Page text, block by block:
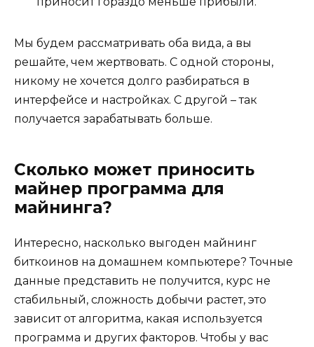
Мы будем рассматривать оба вида, а вы
решайте, чем жертвовать. С одной стороны,
никому не хочется долго разбираться в
интерфейсе и настройках. С другой – так
получается зарабатывать больше.
Сколько может приносить
майнер программа для
майнинга?
Интересно, насколько выгоден майнинг
биткоинов на домашнем компьютере? Точные
данные представить не получится, курс не
стабильный, сложность добычи растет, это
зависит от алгоритма, какая используется
программа и других факторов. Чтобы у вас